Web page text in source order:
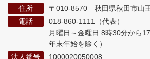
住所
〒010-8570 秋田県秋田市山
電話
018-860-1111（代表）
月曜日～金曜日 8時30分から
年末年始を除く）
法人番号
1000020050008